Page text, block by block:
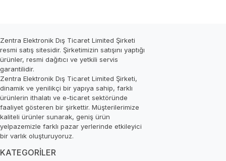
Zentra Elektronik Dış Ticaret Limited Şirketi
resmi satış sitesidir. Şirketimizin satışını yaptığı
ürünler, resmi dağıtıcı ve yetkili servis
garantilidir.
Zentra Elektronik Dış Ticaret Limited Şirketi,
dinamik ve yenilikçi bir yapıya sahip, farklı
ürünlerin ithalatı ve e-ticaret sektöründe
faaliyet gösteren bir şirkettir. Müşterilerimize
kaliteli ürünler sunarak, geniş ürün
yelpazemizle farklı pazar yerlerinde etkileyici
bir varlık oluşturuyoruz.
KATEGORİLER